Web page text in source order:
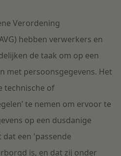
Verordening
hebben verwerkers en
de taak om op een
met persoonsgegevens. Het
technische of
te nemen om ervoor te
op een dusdanige
een 'passende
is, en dat zij onder